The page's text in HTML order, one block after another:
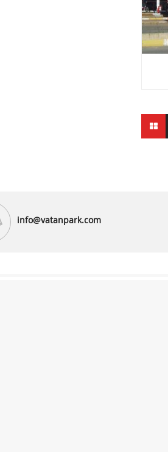
info@vatanpark.com